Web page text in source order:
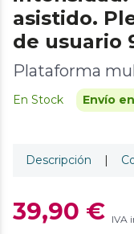
asistido.
de usuario
Plataforma
En Stock Envío
Descripción |
39,90 € IVA